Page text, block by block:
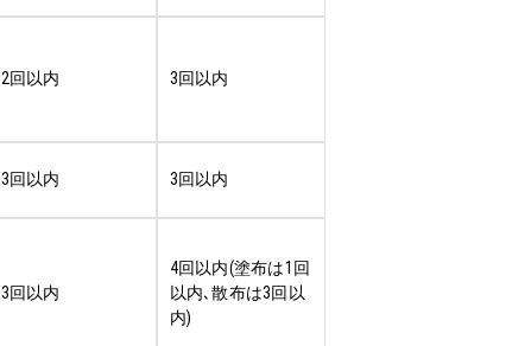
2回以内 3回以内
3回以内 3回以内
3回以内
4回以内(塗布は1回
以内､散布は3回以
内)